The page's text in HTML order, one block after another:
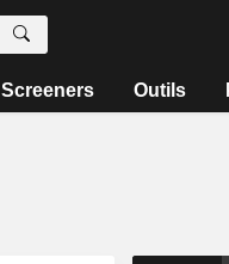
Screeners Outils